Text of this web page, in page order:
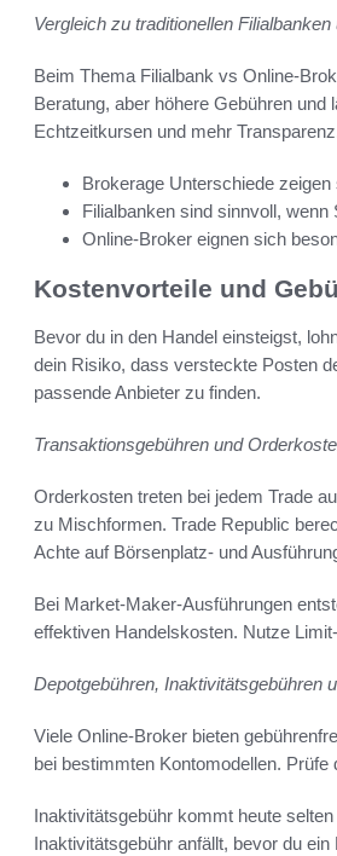
Vergleich zu traditionellen Filialbanken
Beim Thema Filialbank vs Online-
Beratung, aber höhere Gebühren
Echtzeitkursen und mehr
Brokerage Unterschiede
Filialbanken sind sinnvoll,
Online-Broker eignen sich
Kostenvorteile und
Bevor du in den Handel einsteigst,
dein Risiko, dass versteckte Posten
passende Anbieter zu finden.
Transaktionsgebühren und
Orderkosten treten bei jedem Trade
zu Mischformen. Trade Republic
Achte auf Börsenplatz- und
Bei Market-Maker-Ausführungen
effektiven Handelskosten. Nutze
Depotgebühren, Inaktivitätsgebühren
Viele Online-Broker bieten
bei bestimmten Kontomodellen.
Inaktivitätsgebühr kommt heute
Inaktivitätsgebühr anfällt, bevor du ein